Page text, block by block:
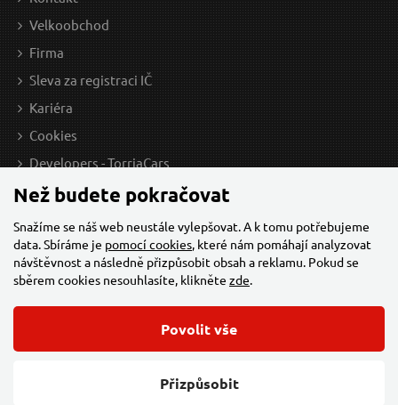
Velkoobchod
Firma
Sleva za registraci IČ
Kariéra
Cookies
Developers - TorriaCars
Změnit nastavení cookies
Než budete pokračovat
Snažíme se náš web neustále vylepšovat. A k tomu potřebujeme
data. Sbíráme je pomocí cookies, které nám pomáhají analyzovat
návštěvnost a následně přizpůsobit obsah a reklamu. Pokud se
sběrem cookies nesouhlasíte, klikněte zde.
Přizpůsobit
Povolit vše